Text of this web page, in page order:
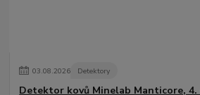
03.08.2026 Detektory
Detektor kovů Minelab Manticore, 4.